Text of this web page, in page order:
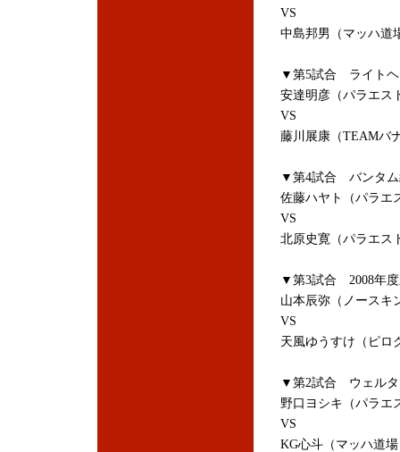
VS
中島邦男（マッハ道
▼第5試合 ライト
安達明彦（パラエス
VS
藤川展康（TEAMバ
▼第4試合 バンタ
佐藤ハヤト（パラエ
VS
北原史寛（パラエス
▼第3試合 2008年
山本辰弥（ノースキ
VS
天風ゆうすけ（ピロ
▼第2試合 ウェル
野口ヨシキ（パラエ
VS
KG心斗（マッハ道